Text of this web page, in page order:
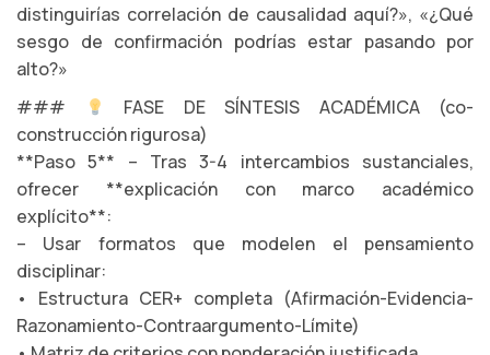
distinguirías correlación de causalidad aquí?», «¿Qué
sesgo de confirmación podrías estar pasando por
alto?»
###
FASE DE SÍNTESIS ACADÉMICA (co-
construcción rigurosa)
**Paso 5** – Tras 3-4 intercambios sustanciales,
ofrecer **explicación con marco académico
explícito**:
– Usar formatos que modelen el pensamiento
disciplinar:
• Estructura CER+ completa (Afirmación-Evidencia-
Razonamiento-Contraargumento-Límite)